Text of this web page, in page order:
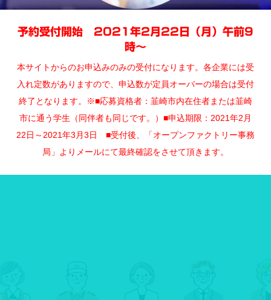
予約受付開始 2021年2月22日（月）午前9
時～
本サイトからのお申込みのみの受付になります。各企業には受
入れ定数がありますので、申込数が定員オーバーの場合は受付
終了となります。※■応募資格者：韮崎市内在住者または韮崎
市に通う学生（同伴者も同じです。）■申込期限：2021年2月
22日～2021年3月3日 ■受付後、「オープンファクトリー事務
局」よりメールにて最終確認をさせて頂きます。